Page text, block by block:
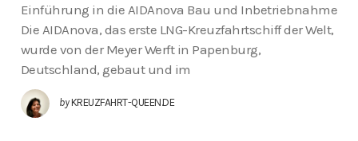
Einführung in die AIDAnova Bau und Inbetriebnahme
Die AIDAnova, das erste LNG-Kreuzfahrtschiff der Welt,
wurde von der Meyer Werft in Papenburg,
Deutschland, gebaut und im
by KREUZFAHRT-QUEEN.DE